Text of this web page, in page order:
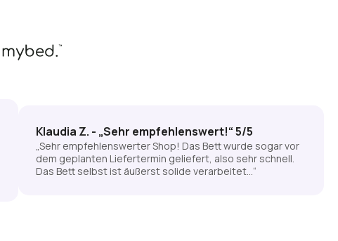
Klaudia Z. - „Sehr empfehlenswert!“ 5/5
„Sehr empfehlenswerter Shop! Das Bett wurde sogar vor
dem geplanten Liefertermin geliefert, also sehr schnell.
Das Bett selbst ist äußerst solide verarbeitet…“